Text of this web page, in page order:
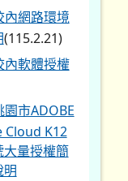
內網路環境
(115.2.21)
內軟體授權
園市ADOBE
Cloud K12
量授權簡
明